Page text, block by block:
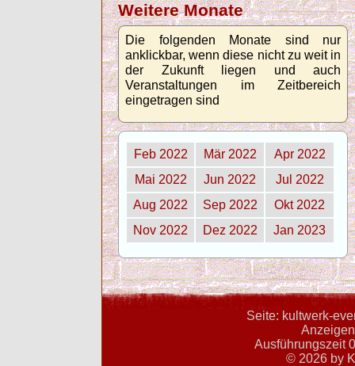
Weitere Monate
Die folgenden Monate sind nur
anklickbar, wenn diese nicht zu weit in
der Zukunft liegen und auch
Veranstaltungen im Zeitbereich
eingetragen sind
Feb 2022 Mär 2022
Apr 2022
Mai 2022
Jun 2022
Jul 2022
Aug 2022
Sep 2022
Okt 2022
Nov 2022
Dez 2022 Jan 2023
Seite: kultwerk-
Ausführungszeit
© 2026 by